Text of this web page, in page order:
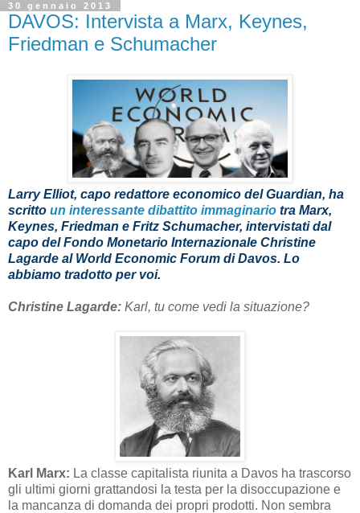
30 gennaio 2013
DAVOS: Intervista a Marx, Keynes,
Friedman e Schumacher
Larry Elliot, capo redattore economico del Guardian, ha
scritto un interessante dibattito immaginario tra Marx,
Keynes, Friedman e Fritz Schumacher, intervistati dal
capo del Fondo Monetario Internazionale Christine
Lagarde al World Economic Forum di Davos. Lo
abbiamo tradotto per voi.
Christine Lagarde: Karl, tu come vedi la situazione?
Karl Marx: La classe capitalista riunita a Davos ha trascorso
gli ultimi giorni grattandosi la testa per la disoccupazione e
la mancanza di domanda dei propri prodotti. Non sembra